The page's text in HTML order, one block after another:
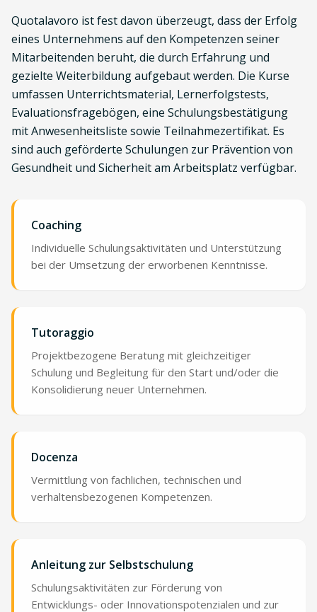
Quotalavoro ist fest davon überzeugt, dass der Erfolg
eines Unternehmens auf den Kompetenzen seiner
Mitarbeitenden beruht, die durch Erfahrung und
gezielte Weiterbildung aufgebaut werden. Die Kurse
umfassen Unterrichtsmaterial, Lernerfolgstests,
Evaluationsfragebögen, eine Schulungsbestätigung
mit Anwesenheitsliste sowie Teilnahmezertifikat. Es
sind auch geförderte Schulungen zur Prävention von
Gesundheit und Sicherheit am Arbeitsplatz verfügbar.
Coaching
Individuelle Schulungsaktivitäten und Unterstützung
bei der Umsetzung der erworbenen Kenntnisse.
Tutoraggio
Projektbezogene Beratung mit gleichzeitiger
Schulung und Begleitung für den Start und/oder die
Konsolidierung neuer Unternehmen.
Docenza
Vermittlung von fachlichen, technischen und
verhaltensbezogenen Kompetenzen.
Anleitung zur Selbstschulung
Schulungsaktivitäten zur Förderung von
Entwicklungs- oder Innovationspotenzialen und zur